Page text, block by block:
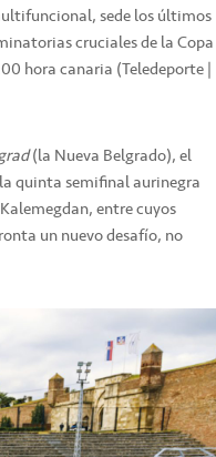
sede los últimos
cruciales de la Copa
hora canaria (Teledeporte |
(la Nueva Belgrado), el
quinta semifinal aurinegra
entre cuyos
un nuevo desafío, no